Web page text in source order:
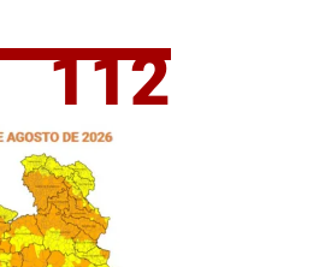
Emiliano García-
112